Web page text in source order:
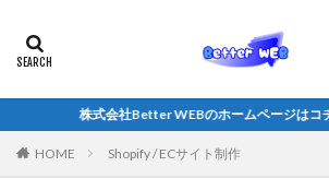
株式会社Better WEBのホームページはコチラ
HOME Shopify / ECサイト制作